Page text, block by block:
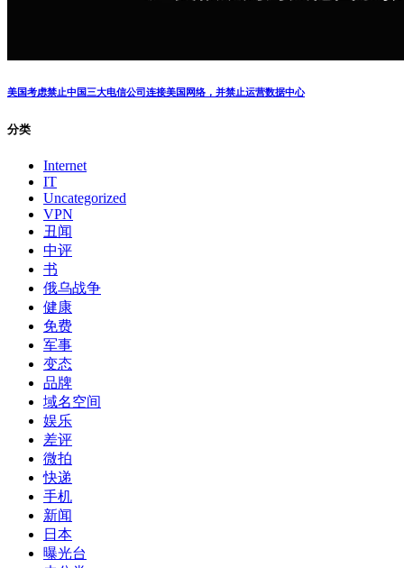
美国考虑禁止中国三大电信公司连接美国网络，并禁止运营数据中心
分类
Internet
IT
Uncategorized
VPN
丑闻
中评
书
俄乌战争
健康
免费
军事
变态
品牌
域名空间
娱乐
差评
微拍
快递
手机
新闻
日本
曝光台